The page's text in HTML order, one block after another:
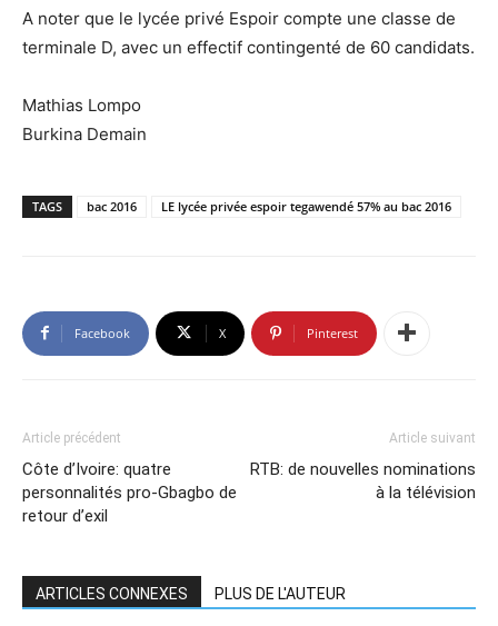
A noter que le lycée privé Espoir compte une classe de
terminale D, avec un effectif contingenté de 60 candidats.
Mathias Lompo
Burkina Demain
TAGS bac 2016 LE lycée privée espoir tegawendé 57% au bac 2016
Facebook X Pinterest
Article précédent
Côte d’Ivoire: quatre
personnalités pro-Gbagbo de
retour d’exil
Article suivant
RTB: de nouvelles nominations
à la télévision
ARTICLES CONNEXES PLUS DE L'AUTEUR